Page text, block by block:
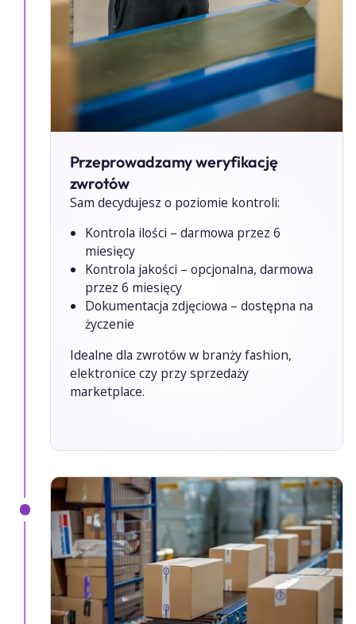
Przeprowadzamy weryfikację
zwrotów
Sam decydujesz o poziomie kontroli:
Kontrola ilości – darmowa przez 6
miesięcy
Kontrola jakości – opcjonalna, darmowa
przez 6 miesięcy
Dokumentacja zdjęciowa – dostępna na
życzenie
Idealne dla zwrotów w branży fashion,
elektronice czy przy sprzedaży
marketplace.